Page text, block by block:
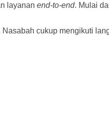
layanan end-to-end. Mulai
cukup mengikuti